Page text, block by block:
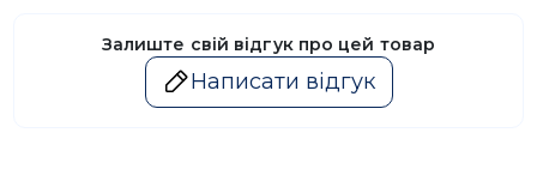
Залиште свій відгук про цей товар
Написати відгук